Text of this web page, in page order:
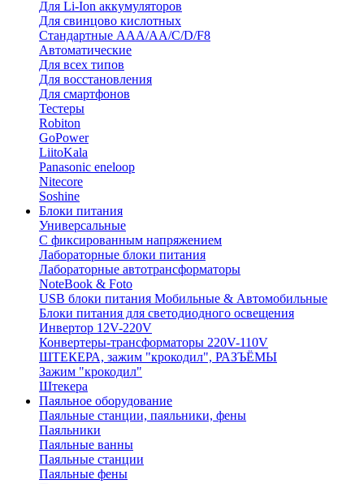
Для Li-Ion аккумуляторов
Для свинцово кислотных
Стандартные ААА/АА/С/D/F8
Автоматические
Для всех типов
Для восстановления
Для смартфонов
Тестеры
Robiton
GoPower
LiitoKala
Panasonic eneloop
Nitecore
Soshine
Блоки питания
Универсальные
C фиксированным напряжением
Лабораторные блоки питания
Лабораторные автотрансформаторы
NoteBook & Foto
USB блоки питания Мобильные & Автомобильные
Блоки питания для светодиодного освещения
Инвертор 12V-220V
Конвертеры-трансформаторы 220V-110V
ШТЕКЕРА, зажим "крокодил", РАЗЪЁМЫ
Зажим "крокодил"
Штекера
Паяльное оборудование
Паяльные станции, паяльники, фены
Паяльники
Паяльные ванны
Паяльные станции
Паяльные фены